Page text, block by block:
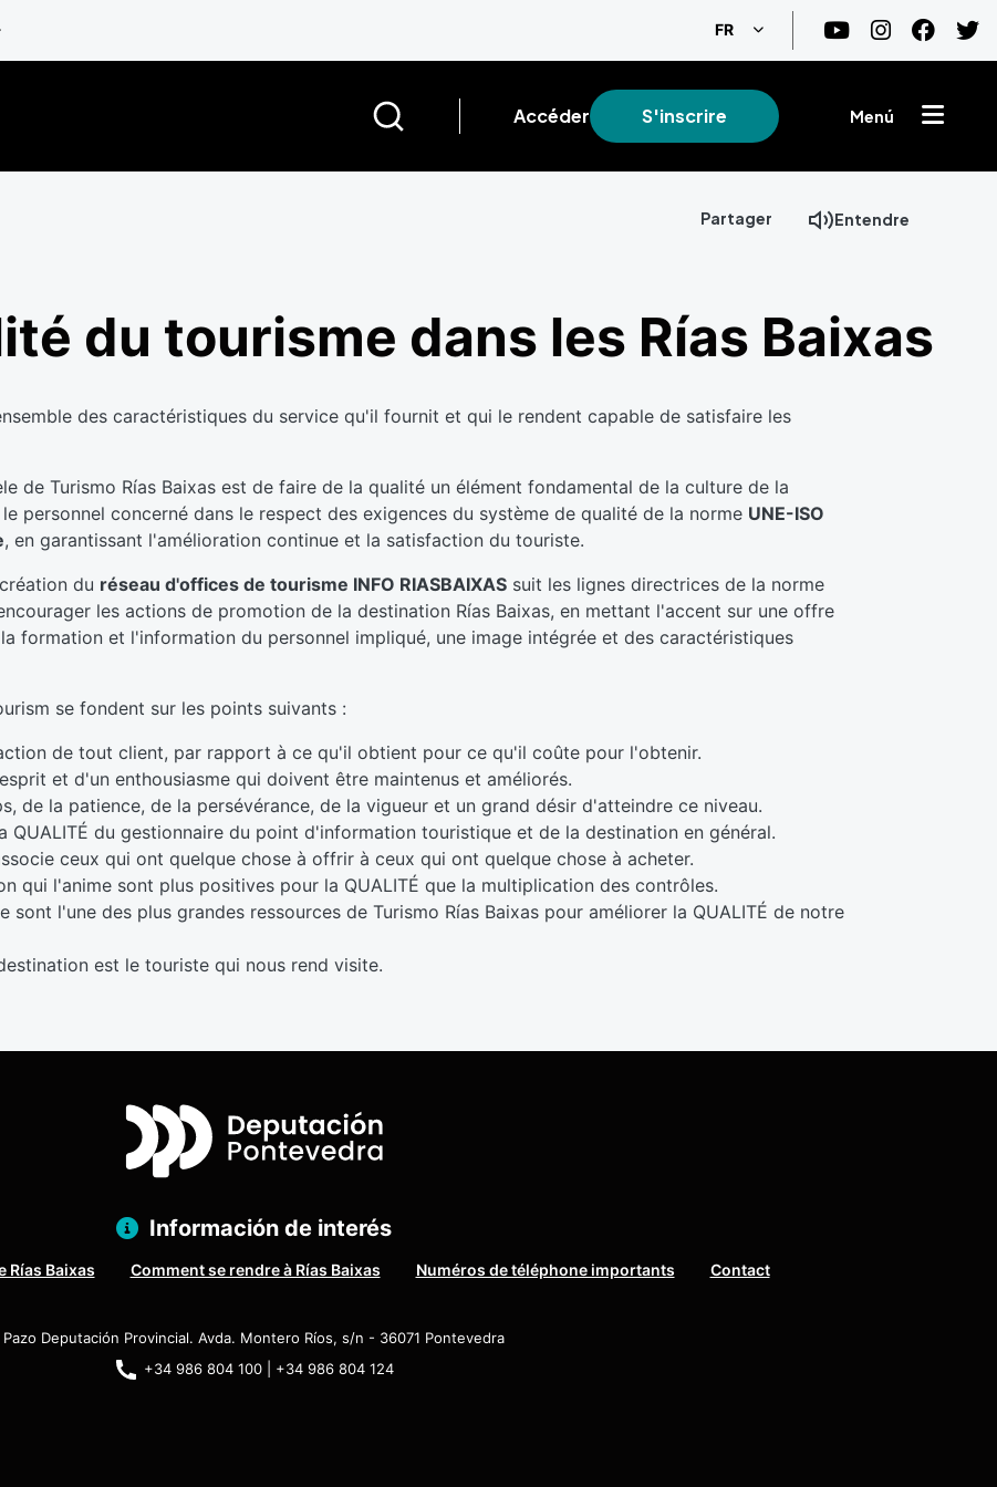
FR Lister les actions
Accéder S'inscrire Menú
Partager Entendre
du tourisme dans les Rías Baixas
des caractéristiques du service qu'il fournit et qui le rendent capable de satisfaire les
de Turismo Rías Baixas est de faire de la qualité un élément fondamental de la culture de la
personnel concerné dans le respect des exigences du système de qualité de la norme UNE-ISO
, en garantissant l'amélioration continue et la satisfaction du touriste.
du réseau d'offices de tourisme INFO RIASBAIXASsuit les lignes directrices de la norme
les actions de promotion de la destination Rías Baixas, en mettant l'accent sur une offre
formation et l'information du personnel impliqué, une image intégrée et des caractéristiques
se fondent sur les points suivants :
de tout client, par rapport à ce qu'il obtient pour ce qu'il coûte pour l'obtenir.
et d'un enthousiasme qui doivent être maintenus et améliorés.
de la patience, de la persévérance, de la vigueur et un grand désir d'atteindre ce niveau.
QUALITÉ du gestionnaire du point d'information touristique et de la destination en général.
ceux qui ont quelque chose à offrir à ceux qui ont quelque chose à acheter.
qui l'anime sont plus positives pour la QUALITÉ que la multiplication des contrôles.
sont l'une des plus grandes ressources de Turismo Rías Baixas pour améliorer la QUALITÉ de notre
est le touriste qui nous rend visite.
Información de interés
Rías Baixas Comment se rendre à Rías Baixas Numéros de téléphone importants Contact
Pazo Deputación Provincial. Avda. Montero Ríos, s/n - 36071 Pontevedra
+34 986 804 100 | +34 986 804 124